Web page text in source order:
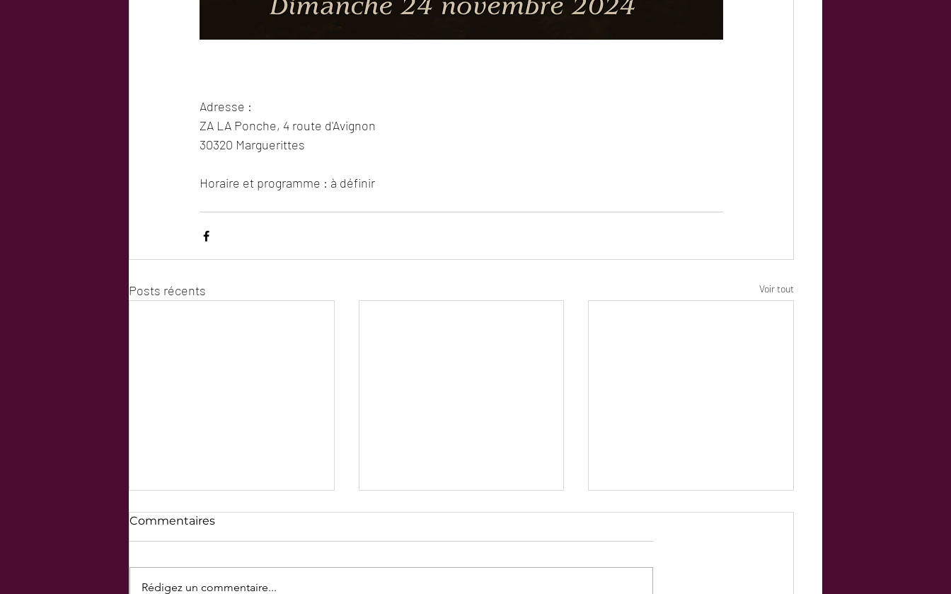
Adresse :
ZA LA Ponche, 4 route d'Avignon
30320 Marguerittes
Horaire et programme : à définir
Posts récents Voir tout
Commentaires
Rédigez un commentaire...